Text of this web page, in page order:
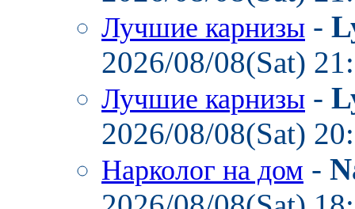
Лучшие карнизы -
2026/08/08(Sat)
Лучшие карнизы -
2026/08/08(Sat)
Нарколог на дом -